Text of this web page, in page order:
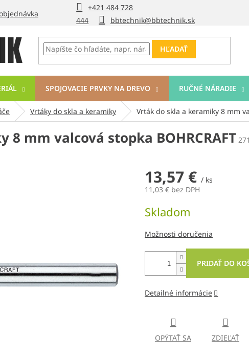
+421 484 728
444
bbtechnik@bbtechnik.sk
HĽADAŤ
SPOJOVACIE PRVKY NA DREVO RUČNÉ NÁRADIE
Vrtáky do skla a keramiky Vrták do skla a keramiky 8 mm
mm valcová stopka BOHRCRAFT
13,57 € / ks
11,03 € bez DPH
cena:
Skladom
Možnosti doručenia
PRIDAŤ DO
Detailné informácie
OPÝTAŤ SA ZDIEĽAŤ